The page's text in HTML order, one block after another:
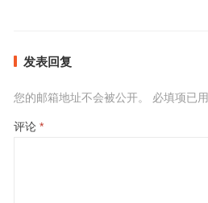
发表回复
您的邮箱地址不会被公开。 必填项已用
评论 *